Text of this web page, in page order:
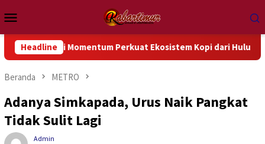
ke
kontenMobile
Headline
Momentum Perkuat Ekosistem Kopi dari Hulu hingga Hilir
Beranda METRO
Adanya Simkapada, Urus Naik Pangkat
Tidak Sulit Lagi
Admin